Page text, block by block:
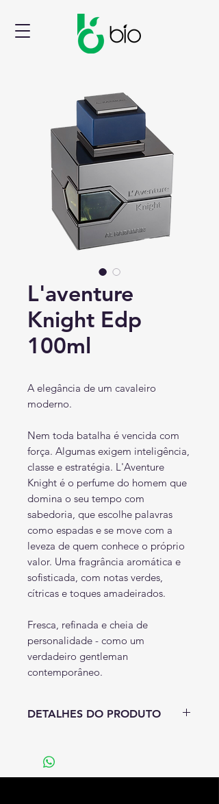
L'aventure
Knight Edp
100ml
A elegância de um cavaleiro
moderno.
Nem toda batalha é vencida com
força. Algumas exigem inteligência,
classe e estratégia. L'Aventure
Knight é o perfume do homem que
domina o seu tempo com
sabedoria, que escolhe palavras
como espadas e se move com a
leveza de quem conhece o próprio
valor. Uma fragrância aromática e
sofisticada, com notas verdes,
cítricas e toques amadeirados.
Fresca, refinada e cheia de
personalidade - como um
verdadeiro gentleman
contemporâneo.
DETALHES DO PRODUTO
bergamota e chá.